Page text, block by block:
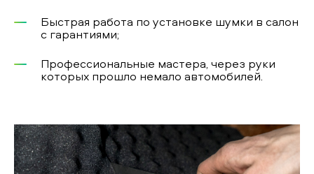
Быстрая работа по установке шумки в салон
с гарантиями;
Профессиональные мастера, через руки
которых прошло немало автомобилей.